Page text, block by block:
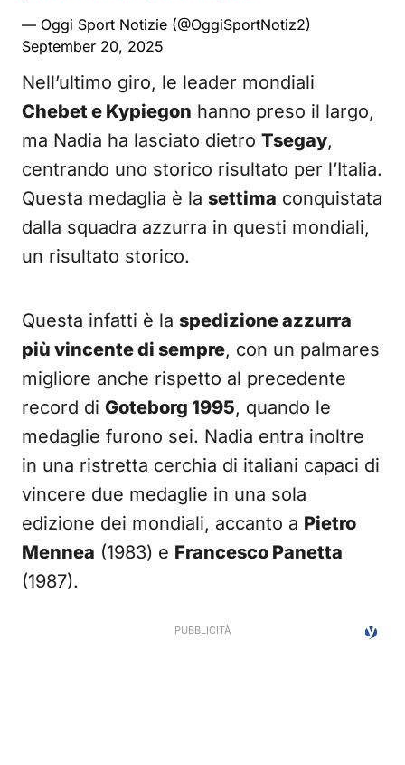
— Oggi Sport Notizie (@OggiSportNotiz2)
September 20, 2025
Nell’ultimo giro, le leader mondiali
Chebet e Kypiegon hanno preso il largo,
ma Nadia ha lasciato dietro Tsegay,
centrando uno storico risultato per l’Italia.
Questa medaglia è la settima conquistata
dalla squadra azzurra in questi mondiali,
un risultato storico.
Questa infatti è la spedizione azzurra
più vincente di sempre, con un palmares
migliore anche rispetto al precedente
record di Goteborg 1995, quando le
medaglie furono sei. Nadia entra inoltre
in una ristretta cerchia di italiani capaci di
vincere due medaglie in una sola
edizione dei mondiali, accanto a Pietro
Mennea (1983) e Francesco Panetta
(1987).